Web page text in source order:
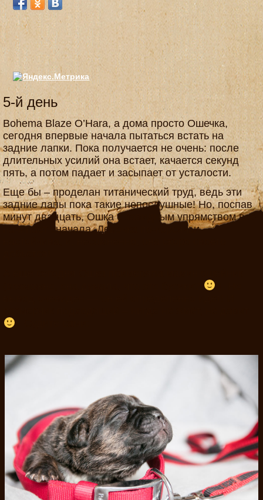
5-й день
Bohema Blaze O’Hara, а дома просто Ошечка,
сегодня впервые начала пытаться встать на
задние лапки. Пока получается не очень: после
длительных усилий она встает, качается секунд
пять, а потом падает и засыпает от усталости.
Еще бы – проделан титанический труд, ведь эти
задние лапы пока такие непослушные! Но, поспав
минут двадцать, Ошка с завидным упрямством все
начинает сначала. Девочка по-корсячьи